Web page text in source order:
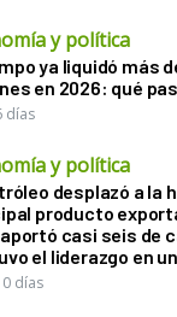
y política
ya liquidó más
en 2026: qué
días
y política
desplazó a la
producto
casi seis de
el liderazgo en
días